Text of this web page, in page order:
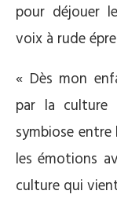
pour déjouer
voix à rude
« Dès mon
par la culture
symbiose
les émotions
culture qui